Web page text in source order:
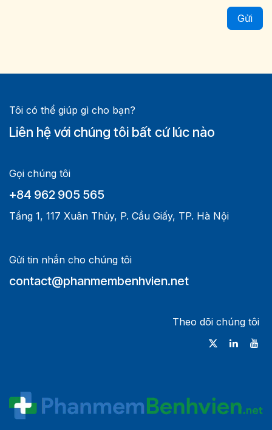
Gửi
Tôi có thể giúp gì cho bạn?
Liên hệ với chúng tôi bất cứ lúc nào
Gọi chúng tôi
+84 962 905 565
Tầng 1, 117 Xuân Thủy, P. Cầu Giấy, TP. Hà Nội
Gửi tin nhắn cho chúng tôi
contact@phanmembenhvien.net
Theo dõi chúng tôi